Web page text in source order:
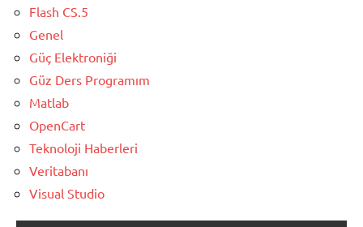
Flash CS.5
Genel
Güç Elektroniği
Güz Ders Programım
Matlab
OpenCart
Teknoloji Haberleri
Veritabanı
Visual Studio